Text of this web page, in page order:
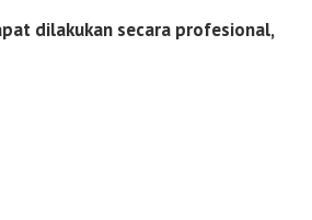
dilakukan secara profesional,